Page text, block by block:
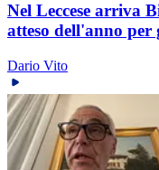
Nel Leccese arriva
atteso dell'anno
Dario Vito